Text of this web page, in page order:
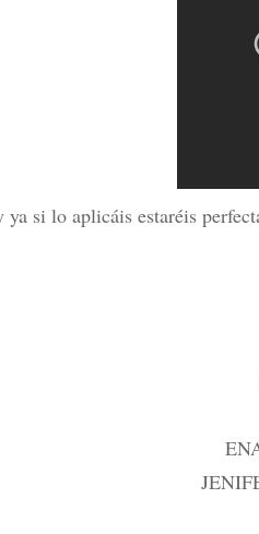
si lo aplicáis estaréis